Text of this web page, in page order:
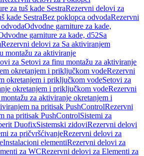
za tuš kade SestraRezervni delovi za
kade SestraBez poklopca odvodaRezervni
Odvodne garniture za kade,
garniture za kade, d52Sa
Rezervni delovi za Sa aktiviranjem
montažu za aktiviranje
za Setovi za finu montažu za aktiviranje
okretanjem i priključkom vodeRezervni
okretanjem i priključkom vodeSetovi za
okretanjem i priključkom vodeRezervni
za aktiviranje okretanjem i
na pritisak PushControlRezervni
na pritisak PushControlSistemi za
DuofixSistemski zidoviRezervni delovi
za pričvršćivanjeRezervni delovi za
Instalacioni elementiRezervni delovi za
za WCRezervni delovi za Elementi za